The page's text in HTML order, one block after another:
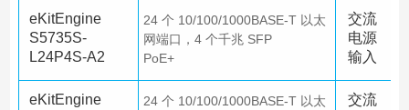
eKitEngine
S5735S-
L24P4S-A2
24 个 10/100/1000BASE-T 以太
网端口，4 个千兆 SFP
PoE+
交流
电源
输入
eKitEngine
24 个 10/100/1000BASE-T 以太
交流